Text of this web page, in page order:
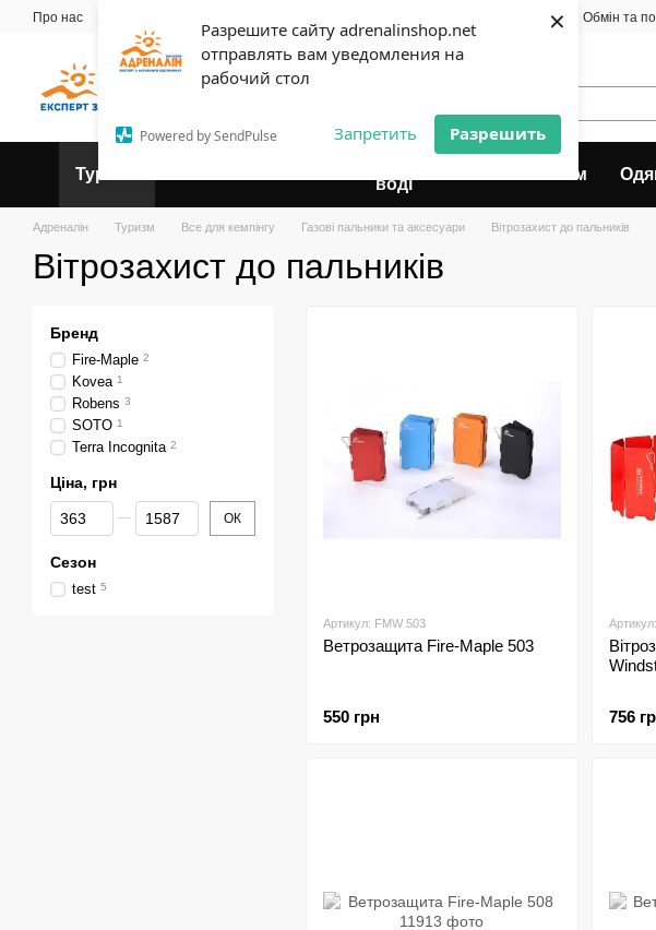
Разрешите сайту adrenalinshop.net
отправлять вам уведомления на
рабочий стол
Powered by SendPulse Запретить Разрешить
×
Перейти до основного контенту
Про нас Оплата і доставка Обмін та
Угода користувача
Експерт твого відпочинку
Туризм
воді
Альпінізм
Адреналін Туризм Все для кемпінгу Газові пальники та аксесуари Вітрозахист до пальників
Вітрозахист до пальників
Артикул: FMW 503
Ветрозащита Fire-Maple 503
550 грн 756
Бренд
Fire-Maple 2
Kovea 1
Robens 3
SOTO 1
Terra Incognita 2
Ціна, грн
Від Ціна, грн
До Ціна, грн ОК
Сезон
test 5